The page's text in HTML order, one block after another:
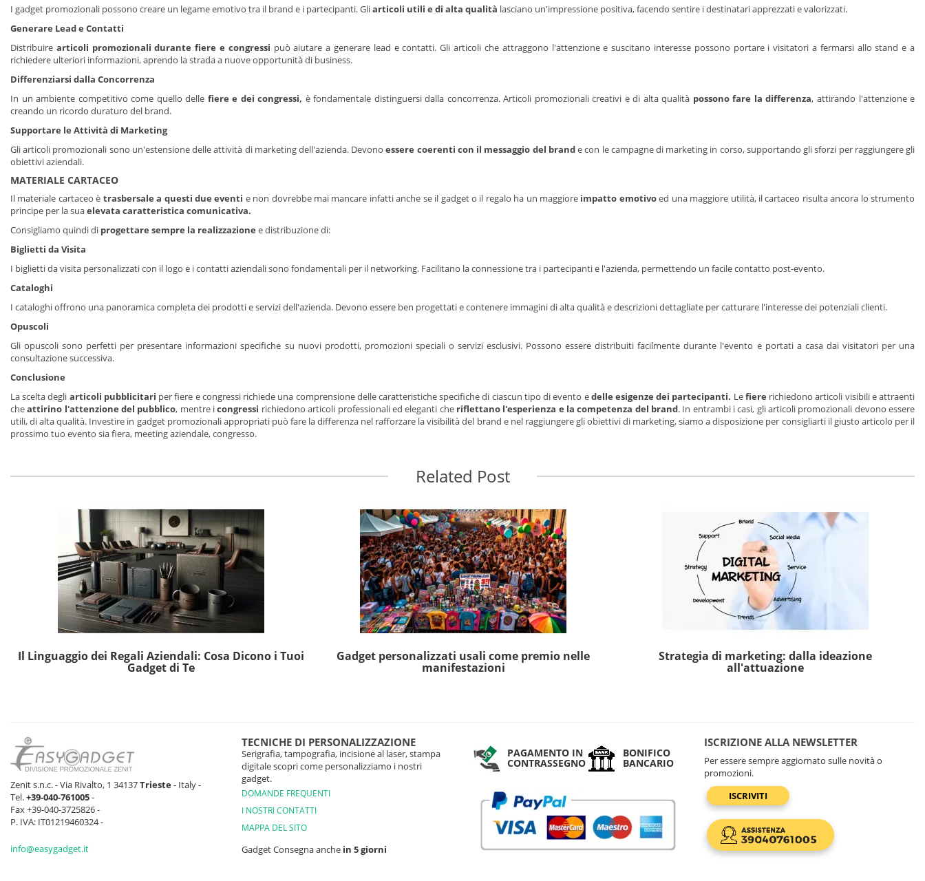
I gadget promozionali possono creare un legame emotivo tra il brand e i partecipanti. Gliarticoli utili e di alta qualità lasciano un'impressione positiva, facendo sentire i destinatari apprezzati e valorizzati.
Generare Lead e Contatti
Distribuire articoli promozionali durante fiere e congressi può aiutare a generare lead e contatti. Gli articoli che attraggono l'attenzione e suscitano interesse possono portare i visitatori a fermarsi allo stand e a
richiedere ulteriori informazioni, aprendo la strada a nuove opportunità di business.
Differenziarsi dalla Concorrenza
In un ambiente competitivo come quello delle fiere e dei congressi, è fondamentale distinguersi dalla concorrenza. Articoli promozionali creativi e di alta qualità possono fare la differenza, attirando l'attenzione e
creando un ricordo duraturo del brand.
Supportare le Attività di Marketing
Gli articoli promozionali sono un'estensione delle attività di marketing dell'azienda. Devonoessere coerenti con il messaggio del brande con le campagne di marketing in corso, supportando gli sforzi per raggiungere gli
obiettivi aziendali.
MATERIALE CARTACEO
Il materiale cartaceo è trasbersale a questi due eventi e non dovrebbe mai mancare infatti anche se il gadget o il regalo ha un maggiore impatto emotivoed una maggiore utilità, il cartaceo risulta ancora lo strumento
principe per la suaelevata caratteristica comunicativa.
Consigliamo quindi di progettare sempre la realizzazione e distribuzione di:
Biglietti da Visita
I biglietti da visita personalizzati con il logo e i contatti aziendali sono fondamentali per il networking. Facilitano la connessione tra i partecipanti e l'azienda, permettendo un facile contatto post-evento.
Cataloghi
I cataloghi offrono una panoramica completa dei prodotti e servizi dell'azienda. Devono essere ben progettati e contenere immagini di alta qualità e descrizioni dettagliate per catturare l'interesse dei potenziali clienti.
Opuscoli
Gli opuscoli sono perfetti per presentare informazioni specifiche su nuovi prodotti, promozioni speciali o servizi esclusivi. Possono essere distribuiti facilmente durante l'evento e portati a casa dai visitatori per una
consultazione successiva.
Conclusione
La scelta degli articoli pubblicitari per fiere e congressi richiede una comprensione delle caratteristiche specifiche di ciascun tipo di evento edelle esigenze dei partecipanti. Lefiere richiedono articoli visibili e attraenti
cheattirino l'attenzione del pubblico, mentre icongressi richiedono articoli professionali ed eleganti che riflettano l'esperienza e la competenza del brand. In entrambi i casi, gli articoli promozionali devono essere
utili, di alta qualità. Investire in gadget promozionali appropriati può fare la differenza nel rafforzare la visibilità del brand e nel raggiungere gli obiettivi di marketing, siamo a disposizione per consigliarti il giusto articolo per il
prossimo tuo evento sia fiera, meeting aziendale, congresso.
Related Post
Il Linguaggio dei Regali Aziendali: Cosa Dicono i Tuoi
Gadget di Te
Gadget personalizzati usali come premio nelle
manifestazioni
Strategia di marketing: dalla ideazione
all'attuazione
Zenit s.n.c. - Via Rivalto, 1 34137Trieste- Italy -
Tel.+39-040-761005-
Fax +39-040-3725826 -
P. IVA: IT01219460324 -
info@easygadget.it
TECNICHE DI PERSONALIZZAZIONE
Serigrafia, tampografia, incisione al laser, stampa
digitale scopri come personalizziamo i nostri
gadget.
DOMANDE FREQUENTI
I NOSTRI CONTATTI
MAPPA DEL SITO
Gadget Consegna anche in 5 giorni
PAGAMENTO IN
CONTRASSEGNO
BONIFICO
BANCARIO
ISCRIZIONE ALLA NEWSLETTER
Per essere sempre aggiornato sulle novità o
promozioni.
ISCRIVITI